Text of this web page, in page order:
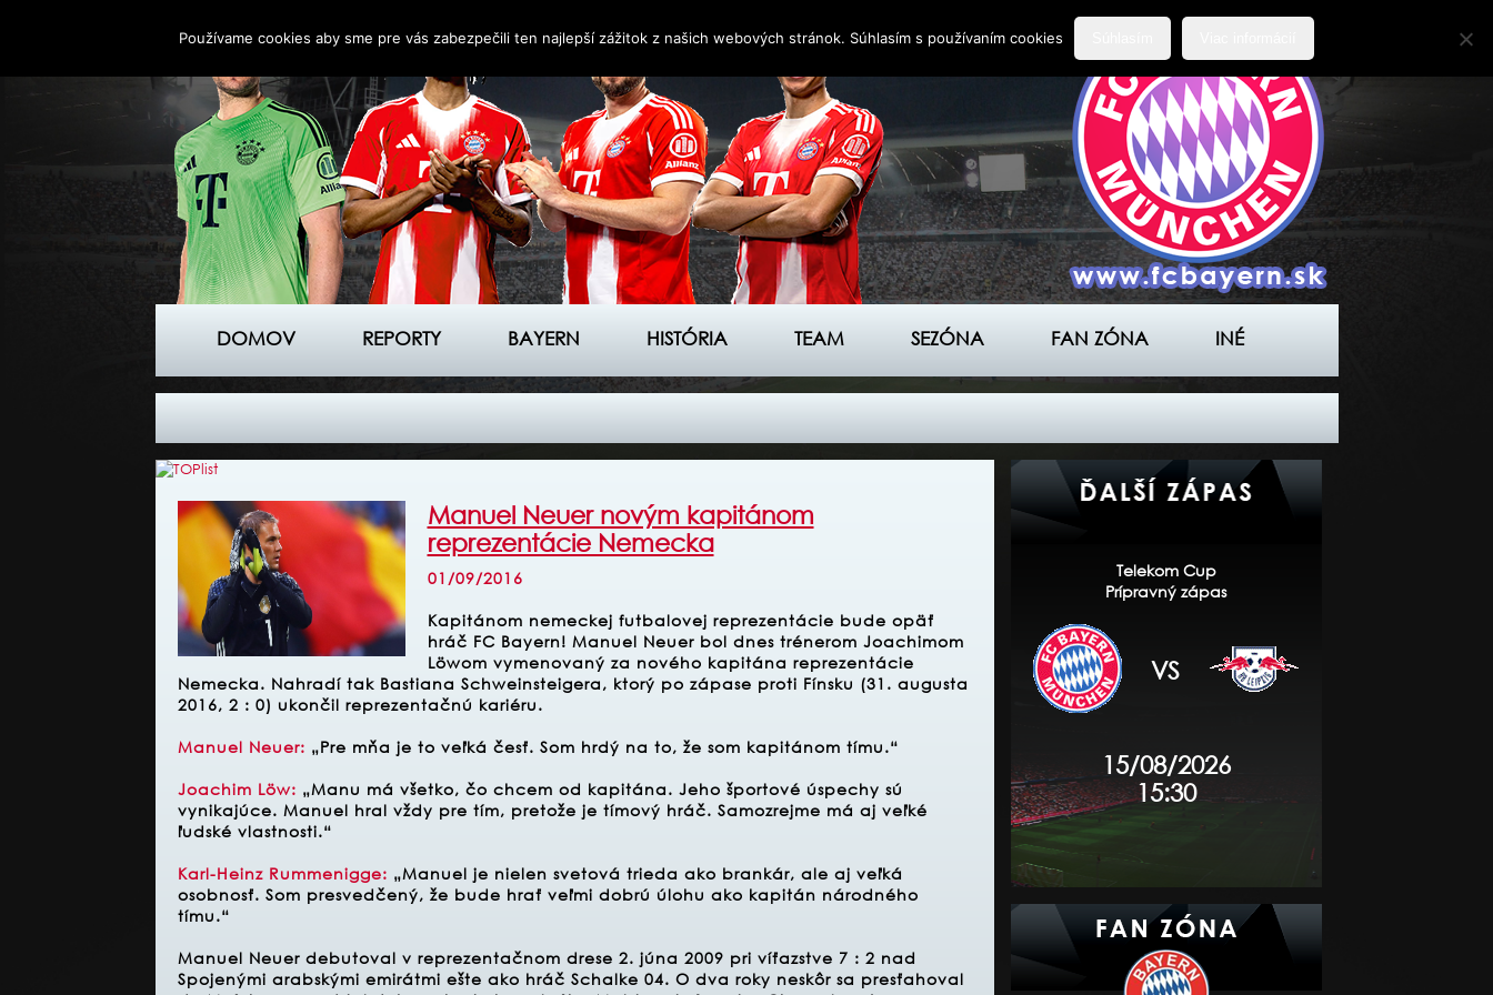
DOMOV REPORTY BAYERN HISTÓRIA TEAM SEZÓNA FAN ZÓNA INÉ
Manuel Neuer novým kapitánom
reprezentácie Nemecka
01/09/2016
Kapitánom nemeckej futbalovej reprezentácie bude opäť
hráč FC Bayern! Manuel Neuer bol dnes trénerom Joachimom
Löwom vymenovaný za nového kapitána reprezentácie
Nemecka. Nahradí tak Bastiana Schweinsteigera, ktorý po zápase proti Fínsku (31. augusta
2016, 2 : 0) ukončil reprezentačnú kariéru.
Manuel Neuer: „Pre mňa je to veľká česť. Som hrdý na to, že som kapitánom tímu.“
Joachim Löw: „Manu má všetko, čo chcem od kapitána. Jeho športové úspechy sú
vynikajúce. Manuel hral vždy pre tím, pretože je tímový hráč. Samozrejme má aj veľké
ľudské vlastnosti.“
Karl-Heinz Rummenigge: „Manuel je nielen svetová trieda ako brankár, ale aj veľká
osobnosť. Som presvedčený, že bude hrať veľmi dobrú úlohu ako kapitán národného
tímu.“
Manuel Neuer debutoval v reprezentačnom drese 2. júna 2009 pri víťazstve 7 : 2 nad
Spojenými arabskými emirátmi ešte ako hráč Schalke 04. O dva roky neskôr sa presťahoval
Telekom Cup
Prípravný zápas
VS
15/08/2026
15:30
Používame cookies aby sme pre vás zabezpečili ten najlepší zážitok z našich webových stránok. Súhlasím s používaním cookies